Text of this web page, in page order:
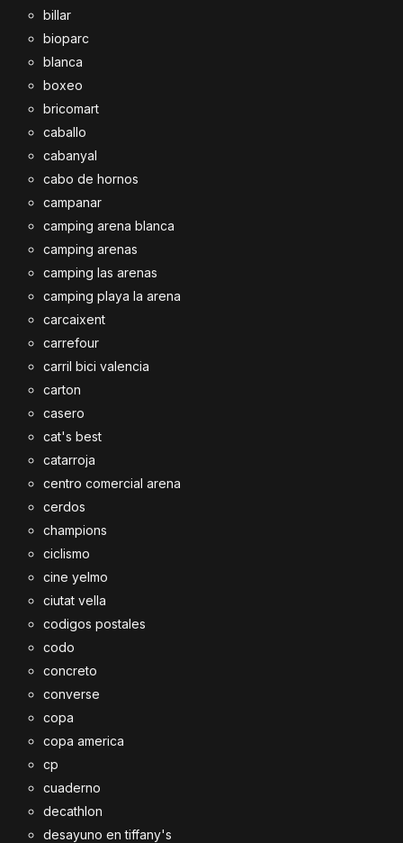
billar
bioparc
blanca
boxeo
bricomart
caballo
cabanyal
cabo de hornos
campanar
camping arena blanca
camping arenas
camping las arenas
camping playa la arena
carcaixent
carrefour
carril bici valencia
carton
casero
cat's best
catarroja
centro comercial arena
cerdos
champions
ciclismo
cine yelmo
ciutat vella
codigos postales
codo
concreto
converse
copa
copa america
cp
cuaderno
decathlon
desayuno en tiffany's